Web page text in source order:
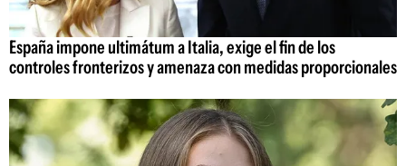
España impone ultimátum a Italia, exige el fin de los
controles fronterizos y amenaza con medidas proporcionales